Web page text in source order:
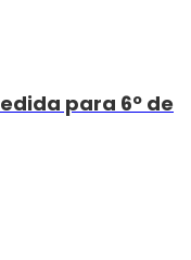
para 6º de